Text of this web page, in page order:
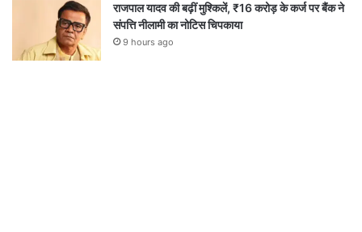
राजपाल यादव की बढ़ीं मुश्किलें, ₹16 करोड़ के कर्ज पर बैंक ने
संपत्ति नीलामी का नोटिस चिपकाया
9 hours ago